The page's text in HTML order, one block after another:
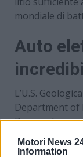
Motori News
Information
mondiale di
Auto
L’U.S.
Department of
Bureau, ha
litio
nelle
nell’Arkansas